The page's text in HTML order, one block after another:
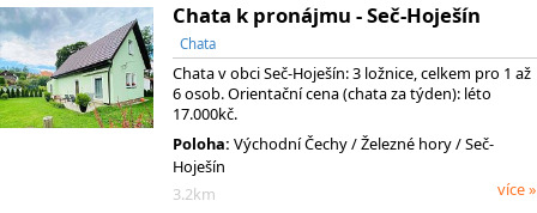
Chata k pronájmu - Seč-Hoješín
Chata
Chata v obci Seč-Hoješín: 3 ložnice, celkem pro 1 až
6 osob. Orientační cena (chata za týden): léto
17.000kč.
Poloha: Východní Čechy/ Železné hory/ Seč-
Hoješín
3.2km
více »